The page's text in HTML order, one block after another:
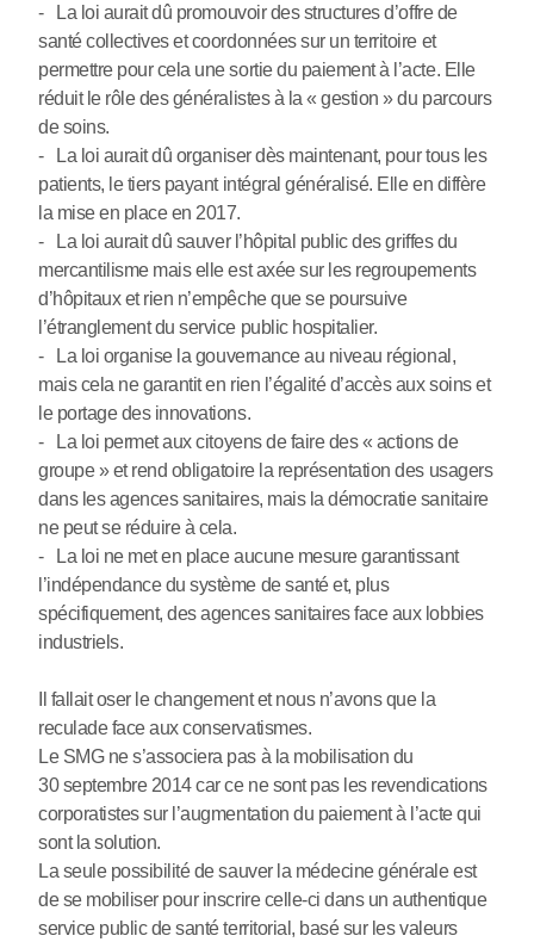
- La loi aurait dû promouvoir des structures d’offre de
santé collectives et coordonnées sur un territoire et
permettre pour cela une sortie du paiement à l’acte. Elle
réduit le rôle des généralistes à la « gestion » du parcours
de soins.
- La loi aurait dû organiser dès maintenant, pour tous les
patients, le tiers payant intégral généralisé. Elle en diffère
la mise en place en 2017.
- La loi aurait dû sauver l’hôpital public des griffes du
mercantilisme mais elle est axée sur les regroupements
d’hôpitaux et rien n’empêche que se poursuive
l’étranglement du service public hospitalier.
- La loi organise la gouvernance au niveau régional,
mais cela ne garantit en rien l’égalité d’accès aux soins et
le portage des innovations.
- La loi permet aux citoyens de faire des « actions de
groupe » et rend obligatoire la représentation des usagers
dans les agences sanitaires, mais la démocratie sanitaire
ne peut se réduire à cela.
- La loi ne met en place aucune mesure garantissant
l’indépendance du système de santé et, plus
spécifiquement, des agences sanitaires face aux lobbies
industriels.
Il fallait oser le changement et nous n’avons que la
reculade face aux conservatismes.
Le SMG ne s’associera pas à la mobilisation du
30 septembre 2014 car ce ne sont pas les revendications
corporatistes sur l’augmentation du paiement à l’acte qui
sont la solution.
La seule possibilité de sauver la médecine générale est
de se mobiliser pour inscrire celle-ci dans un authentique
service public de santé territorial, basé sur les valeurs